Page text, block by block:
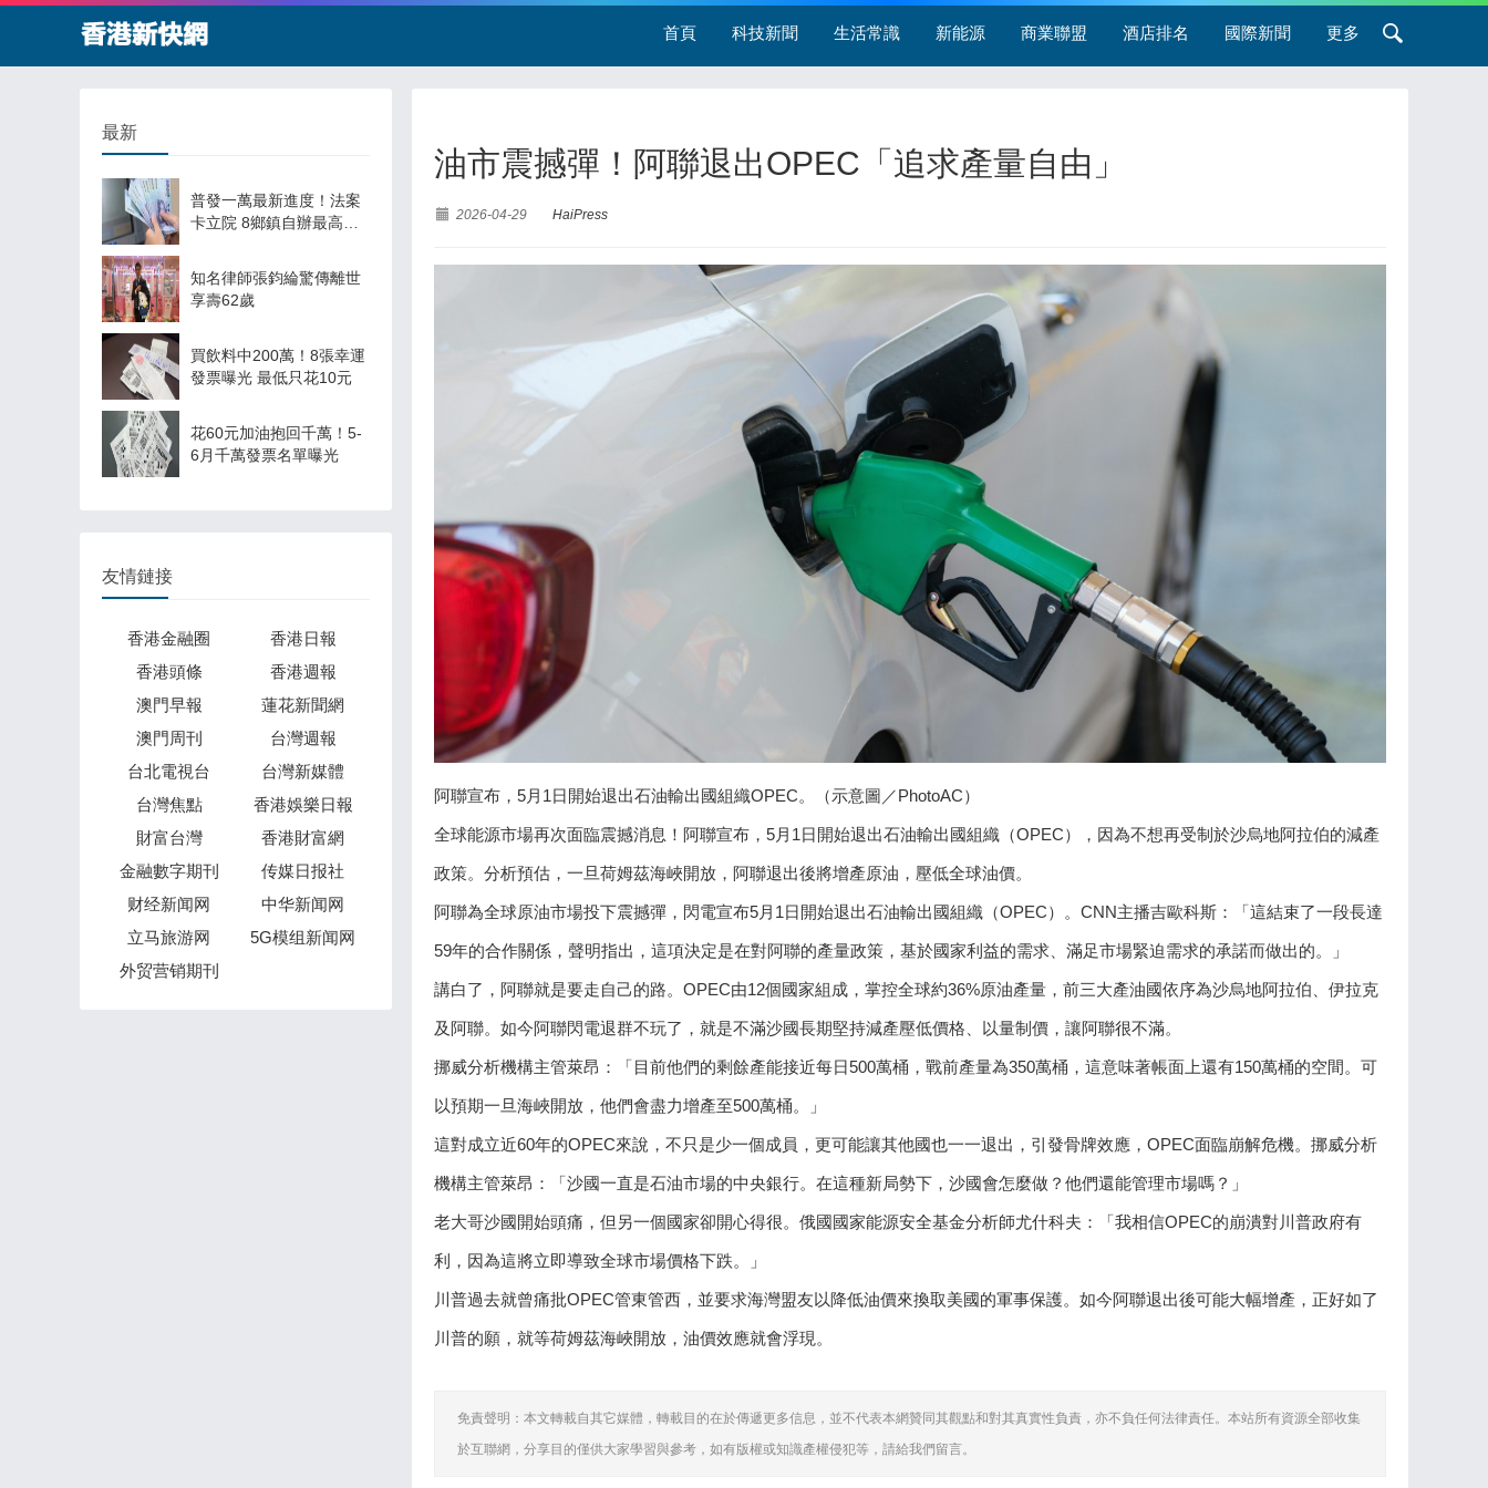
首頁 科技新聞 生活常識 新能源 商業聯盟 酒店排名 國際新聞 更多
最新
普發一萬最新進度！法案
卡立院 8鄉鎮自辦最高領1
知名律師張鈞綸驚傳離世
享壽62歲
買飲料中200萬！8張幸運
發票曝光 最低只花10元
花60元加油抱回千萬！5-
6月千萬發票名單曝光
友情鏈接
香港金融圈
香港日報
香港頭條
香港週報
澳門早報
蓮花新聞網
澳門周刊
台灣週報
台北電視台
台灣新媒體
台灣焦點
香港娛樂日報
財富台灣
香港財富網
金融數字期刊
传媒日报社
财经新闻网
中华新闻网
立马旅游网
5G模组新闻网
外贸营销期刊
油市震撼彈！阿聯退出OPEC「追求產量自由」
2026-04-29 HaiPress
阿聯宣布，5月1日開始退出石油輸出國組織OPEC。（示意圖／PhotoAC）
全球能源市場再次面臨震撼消息！阿聯宣布，5月1日開始退出石油輸出國組織（OPEC），因為不想再受制於沙烏地阿拉伯的減產
政策。分析預估，一旦荷姆茲海峽開放，阿聯退出後將增產原油，壓低全球油價。
阿聯為全球原油市場投下震撼彈，閃電宣布5月1日開始退出石油輸出國組織（OPEC）。CNN主播吉歐科斯：「這結束了一段長達
59年的合作關係，聲明指出，這項決定是在對阿聯的產量政策，基於國家利益的需求、滿足市場緊迫需求的承諾而做出的。」
講白了，阿聯就是要走自己的路。OPEC由12個國家組成，掌控全球約36%原油產量，前三大產油國依序為沙烏地阿拉伯、伊拉克
及阿聯。如今阿聯閃電退群不玩了，就是不滿沙國長期堅持減產壓低價格、以量制價，讓阿聯很不滿。
挪威分析機構主管萊昂：「目前他們的剩餘產能接近每日500萬桶，戰前產量為350萬桶，這意味著帳面上還有150萬桶的空間。可
以預期一旦海峽開放，他們會盡力增產至500萬桶。」
這對成立近60年的OPEC來說，不只是少一個成員，更可能讓其他國也一一退出，引發骨牌效應，OPEC面臨崩解危機。挪威分析
機構主管萊昂：「沙國一直是石油市場的中央銀行。在這種新局勢下，沙國會怎麼做？他們還能管理市場嗎？」
老大哥沙國開始頭痛，但另一個國家卻開心得很。俄國國家能源安全基金分析師尤什科夫：「我相信OPEC的崩潰對川普政府有
利，因為這將立即導致全球市場價格下跌。」
川普過去就曾痛批OPEC管東管西，並要求海灣盟友以降低油價來換取美國的軍事保護。如今阿聯退出後可能大幅增產，正好如了
川普的願，就等荷姆茲海峽開放，油價效應就會浮現。
免責聲明：本文轉載自其它媒體，轉載目的在於傳遞更多信息，並不代表本網贊同其觀點和對其真實性負責，亦不負任何法律責任。本站所有資源全部收集
於互聯網，分享目的僅供大家學習與參考，如有版權或知識產權侵犯等，請給我們留言。